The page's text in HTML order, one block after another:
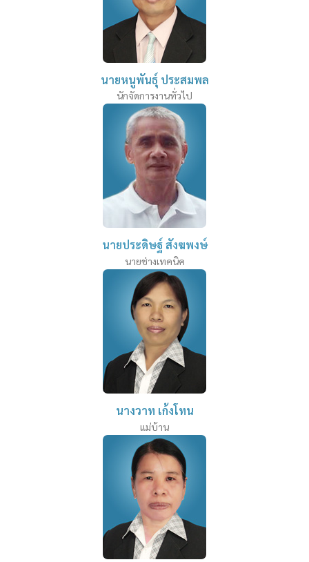
นายหนูพันธุ์ ประสมพล
นักจัดการงานทั่วไป
นายประดิษฐ์ สังฆพงษ์
นายช่างเทคนิค
นางวาท เก้งโทน
แม่บ้าน